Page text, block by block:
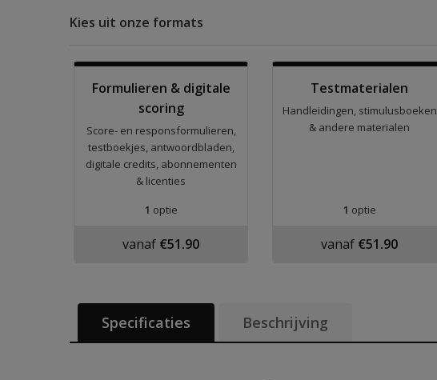
Kies uit onze formats
Formulieren & digitale
scoring
Score- en responsformulieren,
testboekjes, antwoordbladen,
digitale credits, abonnementen
& licenties
1 optie
vanaf €51.90
Testmaterialen
Handleidingen, stimulusboeken
& andere materialen
1 optie
vanaf €51.90
Specificaties Beschrijving